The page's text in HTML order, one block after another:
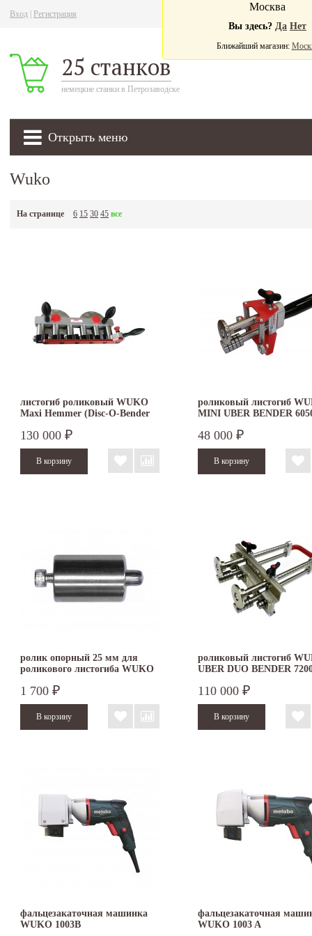
Вход Регистрация
25 станков
немецкие станки в Петрозаводске
Открыть меню
Москва
Вы здесь? Да Нет
Ближайший магазин:
Wuko
На странице 6 15 30 45 все
листогиб роликовый WUKO
Maxi Hemmer (Disc-O-Bender
130 000 ₽
роликовый листогиб
MINI UBER BENDER
48 000 ₽
ролик опорный 25 мм для
роликового листогиба WUKO
1 700 ₽
роликовый листогиб
UBER DUO BENDER
110 000 ₽
фальцезакаточная машинка
WUKO 1003B
фальцезакаточная
WUKO 1003 A